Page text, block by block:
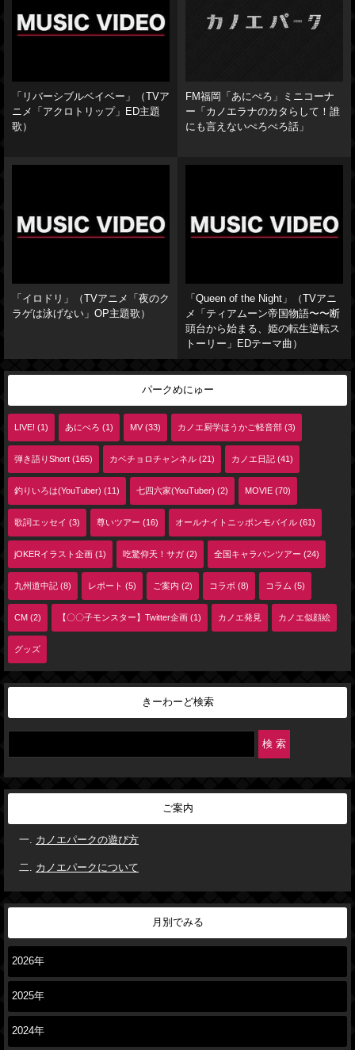
「リバーシブルベイベー」（TVア
ニメ「アクロトリップ」ED主題
歌）
FM福岡「あにぺろ」ミニコーナ
ー「カノエラナのカタらして！誰
にも言えないぺろぺろ話」
「イロドリ」（TVアニメ「夜のク
ラゲは泳げない」OP主題歌）
「Queen of the Night」（TVアニ
メ「ティアムーン帝国物語〜〜断
頭台から始まる、姫の転生逆転ス
トーリー」EDテーマ曲）
パークめにゅー
LIVE! (1) あにぺろ (1) MV (33) カノエ厨学ほうかご軽音部 (3)
弾き語りShort (165) カベチョロチャンネル (21) カノエ日記 (41)
釣りいろは(YouTuber) (11) 七四六家(YouTuber) (2) MOVIE (70)
歌詞エッセイ (3) 尊いツアー (16) オールナイトニッポンモバイル (61)
jOKERイラスト企画 (1) 吃驚仰天！サガ (2) 全国キャラバンツアー (24)
九州道中記 (8) レポート (5) ご案内 (2) コラボ (8) コラム (5)
CM (2) 【〇〇子モンスター】Twitter企画 (1) カノエ発見 カノエ似顔絵
グッズ
きーわーど検索
ご案内
カノエパークの遊び方
カノエパークについて
月別でみる
2026年
2025年
2024年